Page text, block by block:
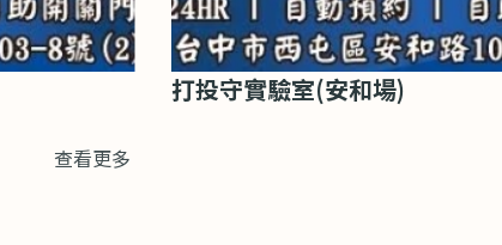
查看更多
打投守實驗室(安和場)